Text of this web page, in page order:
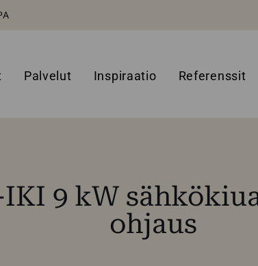
Palvelut Inspiraatio Referenssit
9 kW
ohjaus